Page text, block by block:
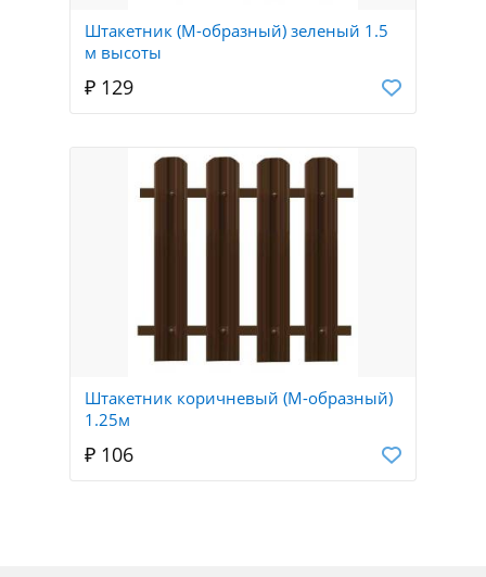
Штакетник (М-образный) зеленый 1.5
м высоты
₽ 129
Штакетник коричневый (М-образный)
1.25м
₽ 106